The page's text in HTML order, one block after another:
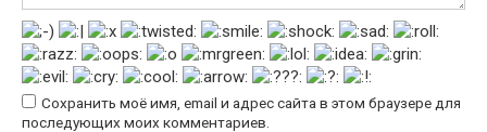
Сохранить моё имя, email и адрес сайта в этом браузере для
последующих моих комментариев.